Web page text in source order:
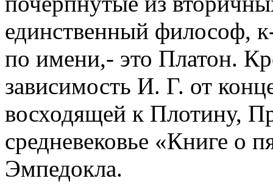
единственный философ,
по имени,- это Платон.
зависимость И. Г. от
восходящей к Плотину,
средневековье «Книге о
Эмпедокла.